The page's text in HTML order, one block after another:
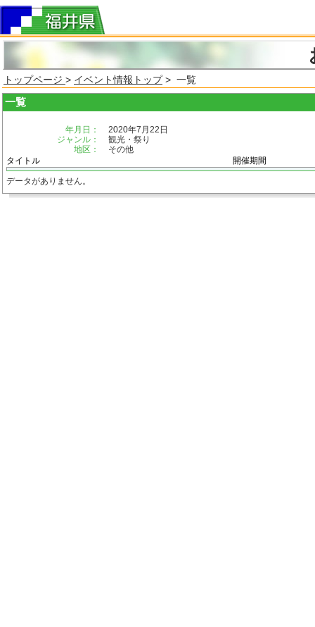
トップページ > イベント情報トップ> 一覧
一覧
年月日：
2020年7月22日
ジャンル：
観光・祭り
地区：
その他
タイトル
開催期間
データがありません。